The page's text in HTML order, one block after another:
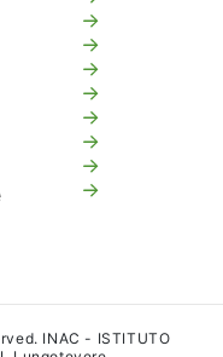
INAC - ISTITUTO